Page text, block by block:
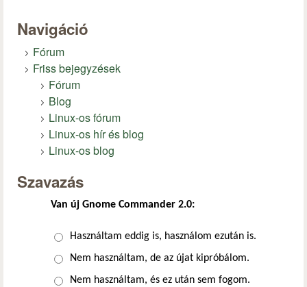
Navigáció
Fórum
Friss bejegyzések
Fórum
Blog
Linux-os fórum
Linux-os hír és blog
Linux-os blog
Szavazás
Van új Gnome Commander 2.0:
Választások
Használtam eddig is, használom ezután is.
Nem használtam, de az újat kipróbálom.
Nem használtam, és ez után sem fogom.